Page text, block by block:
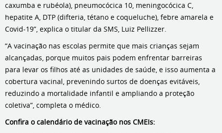
caxumba e rubéola), pneumocócica 10, meningocócica C,
hepatite A, DTP (difteria, tétano e coqueluche), febre amarela e
Covid-19”, explica o titular da SMS, Luiz Pellizzer.
“A vacinação nas escolas permite que mais crianças sejam
alcançadas, porque muitos pais podem enfrentar barreiras
para levar os filhos até as unidades de saúde, e isso aumenta a
cobertura vacinal, prevenindo surtos de doenças evitáveis,
reduzindo a mortalidade infantil e ampliando a proteção
coletiva”, completa o médico.
Confira o calendário de vacinação nos CMEIs: